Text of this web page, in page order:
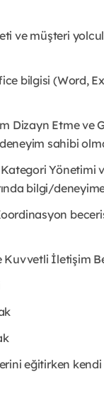
ve müşteri
bilgisi (Word,
Dizayn Etme ve
sahibi
Yönetimi
bilgi/
Kuvvetli İletişim
eğitirken